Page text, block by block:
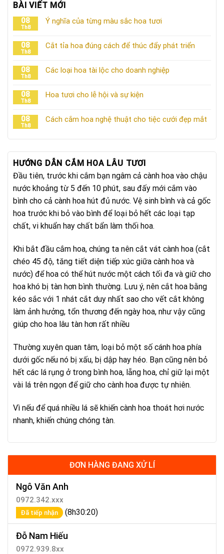
BÀI VIẾT MỚI
08
Th8
Ý nghĩa của từng màu sắc hoa tươi
08
Th8
Cắt tỉa hoa đúng cách để thúc đẩy phát triển
08
Th8
Các loại hoa tài lộc cho doanh nghiệp
08
Th8
Hoa tươi cho lễ hội và sự kiện
08
Th8
Cách cắm hoa nghệ thuật cho tiệc cưới đẹp mắt
HƯỚNG DẪN CẮM HOA LÂU TƯƠI
Đầu tiên, trước khi cắm bạn ngâm cả cành hoa vào chậu
nước khoảng từ 5 đến 10 phút, sau đấy mới cắm vào
bình cho cả cành hoa hút đủ nước. Vệ sinh bình và cả gốc
hoa trước khi bỏ vào bình để loại bỏ hết các loại tạp
chất, vi khuẩn hay chất bẩn làm thối hoa.
Khi bắt đầu cắm hoa, chúng ta nên cắt vát cành hoa (cắt
chéo 45 độ, tăng tiết diện tiếp xúc giữa cành hoa và
nước) để hoa có thể hút nước một cách tối đa và giữ cho
hoa khó bị tàn hơn bình thường. Lưu ý, nên cắt hoa bằng
kéo sắc với 1 nhát cắt duy nhất sao cho vết cắt không
làm ảnh hưởng, tổn thương đến ngày hoa, như vậy cũng
giúp cho hoa lâu tàn hơn rất nhiều
Thường xuyên quan tâm, loại bỏ một số cánh hoa phía
dưới gốc nếu nó bị xấu, bị dập hay héo. Bạn cũng nên bỏ
hết các lá rụng ở trong bình hoa, lẵng hoa, chỉ giữ lại một
vài lá trên ngọn để giữ cho cành hoa được tự nhiên.
Vì nếu để quá nhiều lá sẽ khiến cành hoa thoát hơi nước
nhanh, khiến chúng chóng tàn.
ĐƠN HÀNG ĐANG XỬ LÍ
Ngô Văn Anh
0972.342.xxx
Đã tiếp nhận (8h30:20)
Đỗ Nam Hiếu
0972.939.8xx